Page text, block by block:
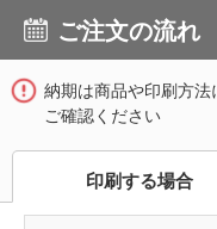
ご注文の流れ
納期は商品や印刷方
ご確認ください
印刷する場合